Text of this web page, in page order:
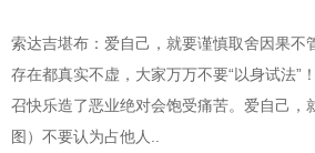
索达吉堪布：爱自己，就要谨慎取舍因果不
存在都真实不虚，大家万万不要“以身试法”
召快乐造了恶业绝对会饱受痛苦。爱自己，
图）不要认为占他人..